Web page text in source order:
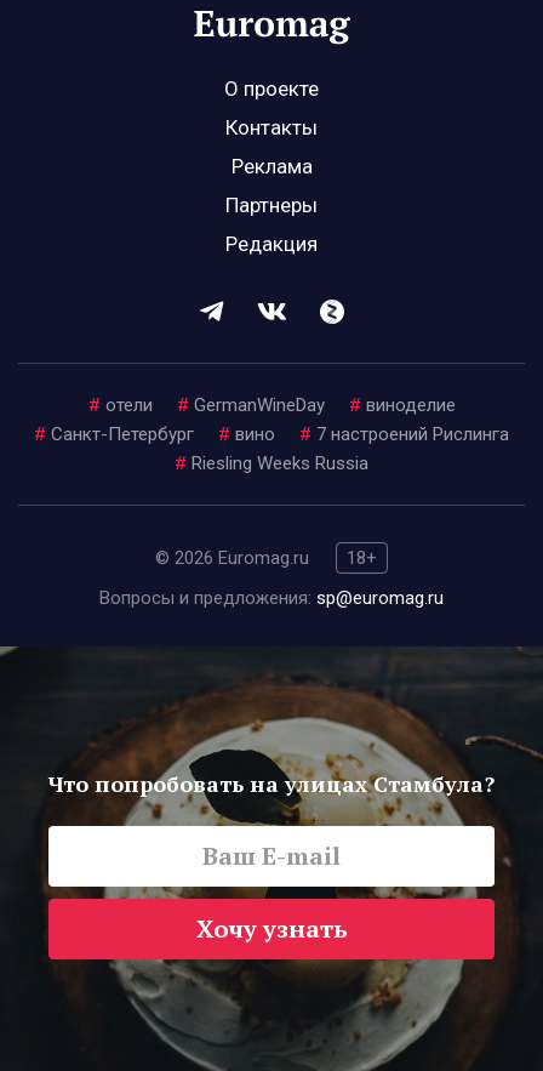
О проекте
Контакты
Реклама
Партнеры
Редакция
# отели # GermanWineDay # виноделие
# Санкт-Петербург # вино # 7 настроений Рислинга
# Riesling Weeks Russia
© 2026 Euromag.ru
18+
Вопросы и предложения: sp@euromag.ru
Что попробовать на улицах Стамбула?
Хочу узнать